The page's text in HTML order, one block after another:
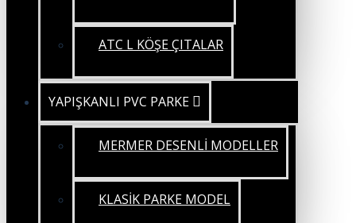
ATC L KÖŞE ÇITALAR
YAPIŞKANLI PVC PARKE
MERMER DESENLİ MODELLER
KLASİK PARKE MODEL